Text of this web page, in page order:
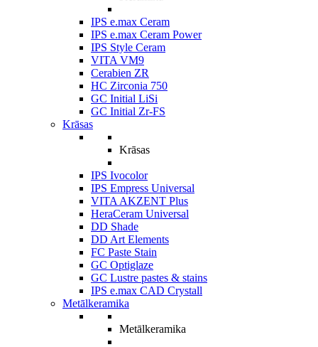
IPS e.max Ceram
IPS e.max Ceram Power
IPS Style Ceram
VITA VM9
Cerabien ZR
HC Zirconia 750
GC Initial LiSi
GC Initial Zr-FS
Krāsas
Krāsas
IPS Ivocolor
IPS Empress Universal
VITA AKZENT Plus
HeraCeram Universal
DD Shade
DD Art Elements
FC Paste Stain
GC Optiglaze
GC Lustre pastes & stains
IPS e.max CAD Crystall
Metālkeramika
Metālkeramika